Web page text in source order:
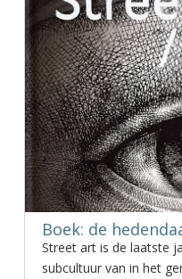
Boek: de
Street art is de laatste
subcultuur van in het